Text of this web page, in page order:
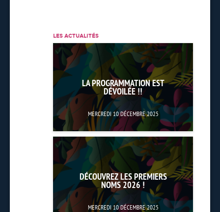
LES ACTUALITÉS
LA PROGRAMMATION EST
DÉVOILÉE !!
MERCREDI 10 DÉCEMBRE 2025
DÉCOUVREZ LES PREMIERS
NOMS 2026 !
MERCREDI 10 DÉCEMBRE 2025